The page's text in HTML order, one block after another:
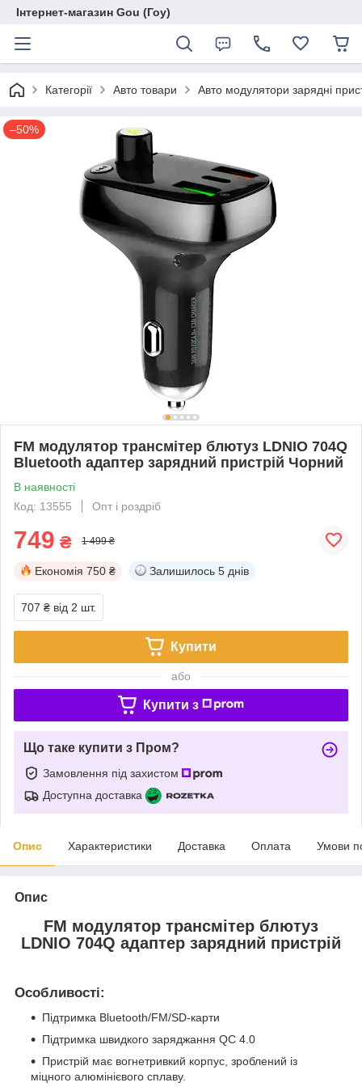
Інтернет-магазин Gou (Гоу)
Категорії Авто товари Авто модулятори зарядні
–50%
FM модулятор трансмітер блютуз LDNIO 704Q
Bluetooth адаптер зарядний пристрій Чорний
В наявності
Код: 13555
Опт і роздріб
749 ₴ 1 499 ₴
Економія 750 ₴ Залишилось 5 днів
707 ₴ від 2 шт.
Купити
або
Купити з
Що таке купити з Пром?
Замовлення під захистом
Доступна доставка
Опис Характеристики Доставка Оплата Умови
Опис
FM модулятор трансмітер блютуз
LDNIO 704Q адаптер зарядний пристрій
Особливості:
Підтримка Bluetooth/FM/SD-карти
Підтримка швидкого заряджання QC 4.0
Пристрій має вогнетривкий корпус, зроблений із
міцного алюмінієвого сплаву.